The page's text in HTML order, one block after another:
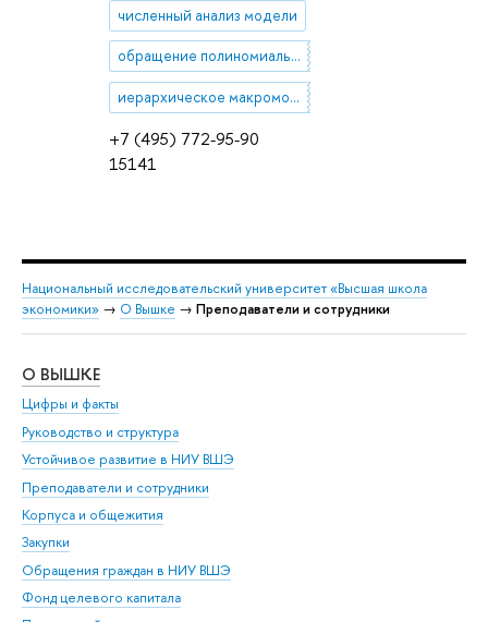
+7 (495) 772-95-90
15141
численный анализ модели
обращение полиномиальной матрицы высокой степени
иерархическое макромоделирование
Национальный исследовательский университет «Высшая школа
экономики» → О Вышке → Преподаватели и сотрудники
О ВЫШКЕ
Цифры и факты
Руководство и структура
Устойчивое развитие в НИУ ВШЭ
Преподаватели и сотрудники
Корпуса и общежития
Закупки
Обращения граждан в НИУ ВШЭ
Фонд целевого капитала